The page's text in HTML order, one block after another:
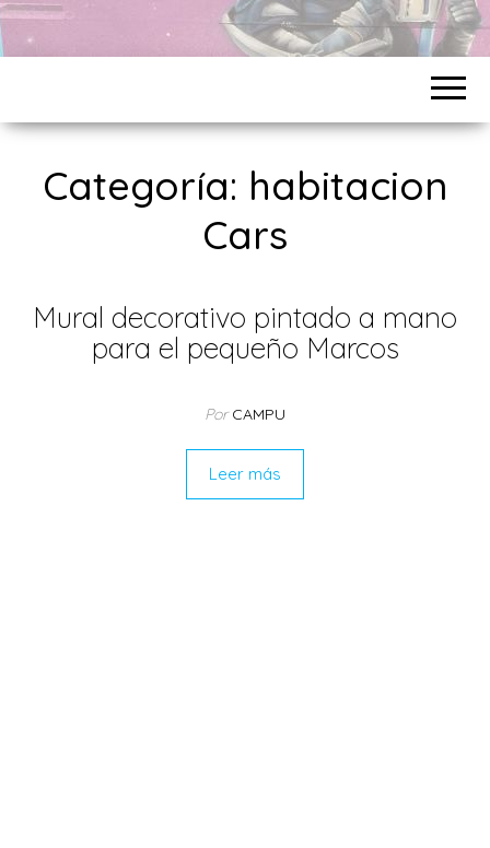
Categoría: habitacion
Cars
Mural decorativo pintado a mano
para el pequeño Marcos
Por CAMPU
Leer más